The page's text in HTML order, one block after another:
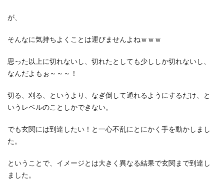
が、
そんなに気持ちよくことは運びませんよねｗｗｗ
思った以上に切れないし、切れたとしても少ししか切れないし、
なんだよもぉ～～～！
切る、刈る、というより、なぎ倒して通れるようにするだけ、と
いうレベルのことしかできない。
でも玄関には到達したい！と一心不乱にとにかく手を動かしまし
た。
ということで、イメージとは大きく異なる結果で玄関まで到達し
ました。